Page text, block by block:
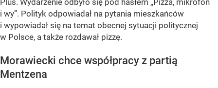
i wy”. Polityk odpowiadał na pytania mieszkańców
i wypowiadał się na temat obecnej sytuacji politycznej
w Polsce, a także rozdawał pizzę.
Morawiecki chce współpracy z partią
Mentzena